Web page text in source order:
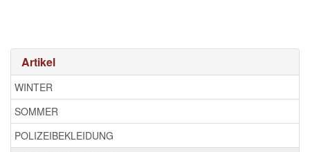
Artikel
WINTER
SOMMER
POLIZEIBEKLEIDUNG